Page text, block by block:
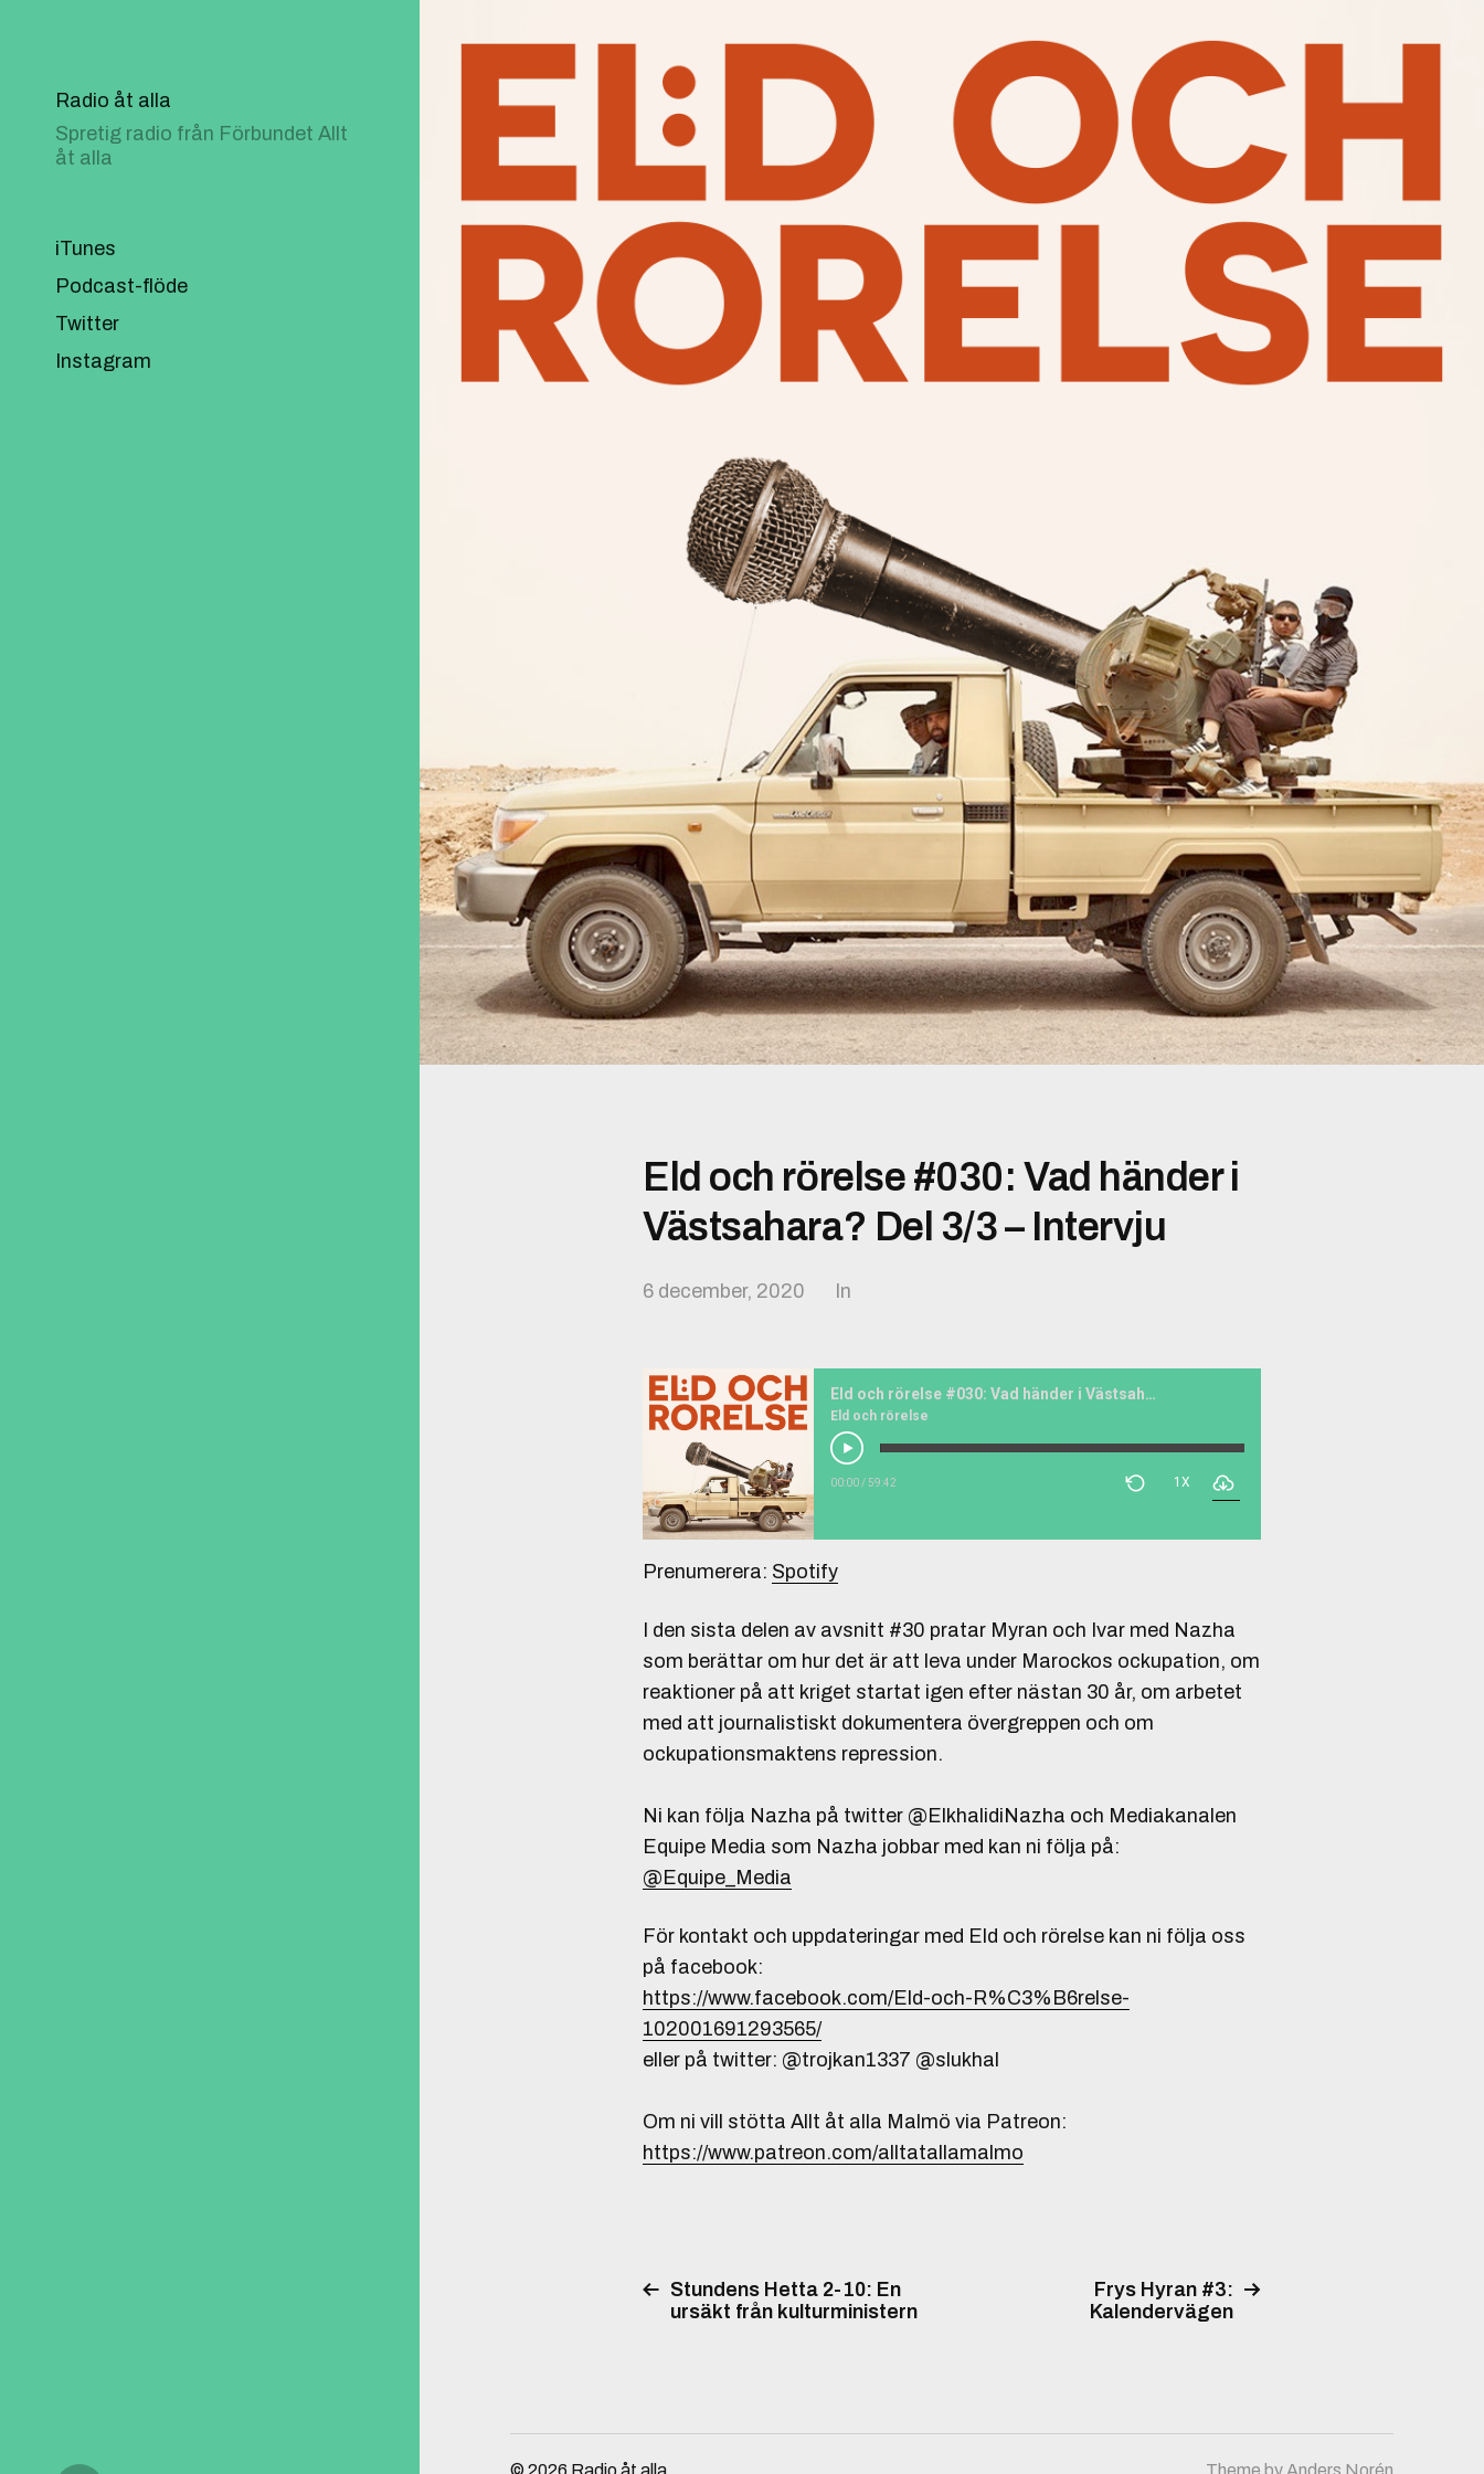
Radio åt alla
Spretig radio från Förbundet Allt
åt alla
iTunes
Podcast-flöde
Twitter
Instagram
Eld och rörelse #030: Vad händer i
Västsahara? Del 3/3 – Intervju
6 december, 2020 In
Eld och rörelse #030: Vad händer i Västsahara? Del 3/3 – Intervju
Eld och rörelse
00:00/59:42 1X
Prenumerera: Spotify
I den sista delen av avsnitt #30 pratar Myran och Ivar med Nazha
som berättar om hur det är att leva under Marockos ockupation, om
reaktioner på att kriget startat igen efter nästan 30 år, om arbetet
med att journalistiskt dokumentera övergreppen och om
ockupationsmaktens repression.
Ni kan följa Nazha på twitter @ElkhalidiNazha och Mediakanalen
Equipe Media som Nazha jobbar med kan ni följa på:
@Equipe_Media
För kontakt och uppdateringar med Eld och rörelse kan ni följa oss
på facebook:
https://www.facebook.com/Eld-och-R%C3%B6relse-
102001691293565/
eller på twitter: @trojkan1337 @slukhal
Om ni vill stötta Allt åt alla Malmö via Patreon:
https://www.patreon.com/alltatallamalmo
Stundens Hetta 2-10: En
ursäkt från kulturministern
Frys Hyran #3:
Kalendervägen
© 2026 Radio åt alla Theme by Anders Norén